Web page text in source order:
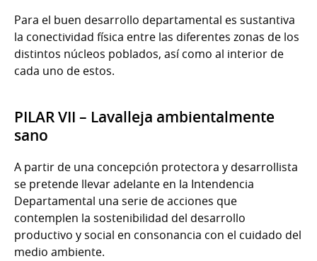
Para el buen desarrollo departamental es sustantiva
la conectividad física entre las diferentes zonas de los
distintos núcleos poblados, así como al interior de
cada uno de estos.
PILAR VII – Lavalleja ambientalmente
sano
A partir de una concepción protectora y desarrollista
se pretende llevar adelante en la Intendencia
Departamental una serie de acciones que
contemplen la sostenibilidad del desarrollo
productivo y social en consonancia con el cuidado del
medio ambiente.